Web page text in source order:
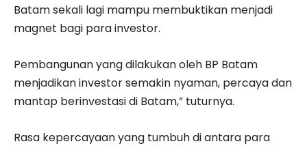
Batam sekali lagi mampu membuktikan menjadi
magnet bagi para investor.
Pembangunan yang dilakukan oleh BP Batam
menjadikan investor semakin nyaman, percaya dan
mantap berinvestasi di Batam,” tuturnya.
Rasa kepercayaan yang tumbuh di antara para